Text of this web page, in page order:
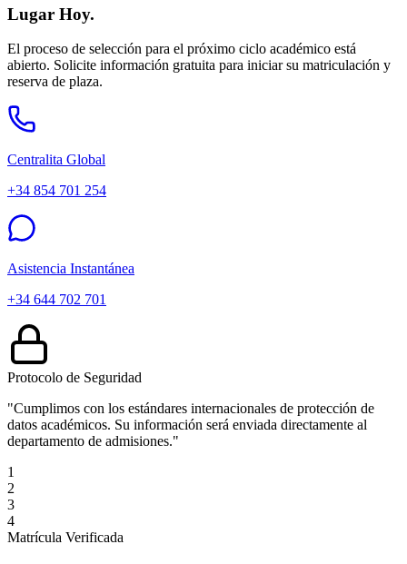
Lugar Hoy.
El proceso de selección para el próximo ciclo académico está
abierto. Solicite información gratuita para iniciar su matriculación y
reserva de plaza.
Centralita Global
+34 854 701 254
Asistencia Instantánea
+34 644 702 701
Protocolo de Seguridad
"Cumplimos con los estándares internacionales de protección de
datos académicos. Su información será enviada directamente al
departamento de admisiones."
1
2
3
4
Matrícula Verificada